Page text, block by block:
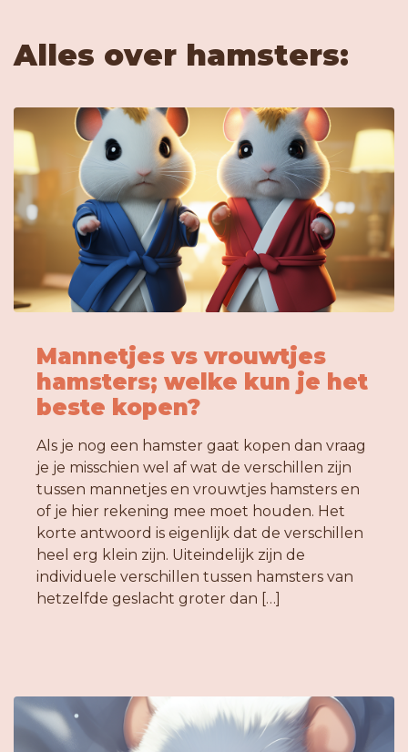
Alles over hamsters:
Mannetjes vs vrouwtjes
hamsters; welke kun je het
beste kopen?
Als je nog een hamster gaat kopen dan vraag
je je misschien wel af wat de verschillen zijn
tussen mannetjes en vrouwtjes hamsters en
of je hier rekening mee moet houden. Het
korte antwoord is eigenlijk dat de verschillen
heel erg klein zijn. Uiteindelijk zijn de
individuele verschillen tussen hamsters van
hetzelfde geslacht groter dan […]